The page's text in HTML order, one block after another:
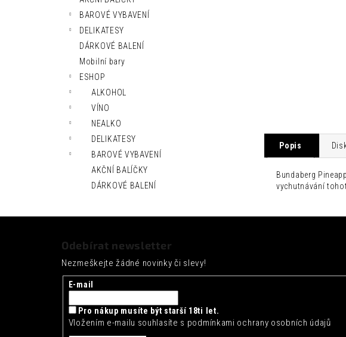
BAROVÉ VYBAVENÍ
DELIKATESY
DÁRKOVÉ BALENÍ
Mobilní bary
ESHOP
ALKOHOL
VÍNO
NEALKO
DELIKATESY
BAROVÉ VYBAVENÍ
AKČNÍ BALÍČKY
DÁRKOVÉ BALENÍ
Popis
Bundaberg
vychutnávání
Odebírat newsletter
Nezmeškejte žádné novinky či slevy!
E-mail
Pro nákup musíte být starší 18ti let.
Vložením e-mailu souhlasíte s podmínkami ochrany osobních údajů